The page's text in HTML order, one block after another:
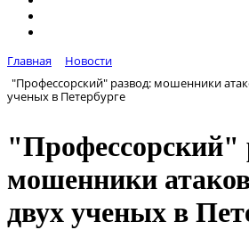
Главная
Новости
"Профессорский" развод: мошенники
ученых в Петербурге
"Профессорский"
мошенники
двух ученых в